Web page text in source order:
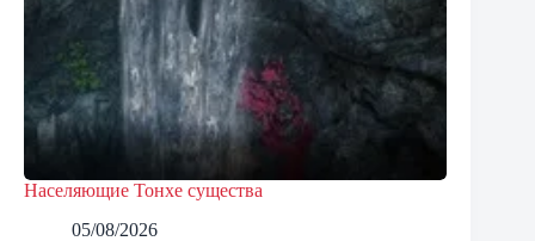
Населяющие Тонхе существа
05/08/2026